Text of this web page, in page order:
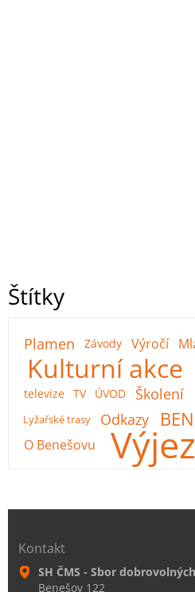
Štítky
Plamen Závody Výročí
Kulturní akce
televize TV ÚVOD Školení
Lyžařské trasy Odkazy
O Benešovu
Kontakt
SH ČMS - Sbor
Benešov 122